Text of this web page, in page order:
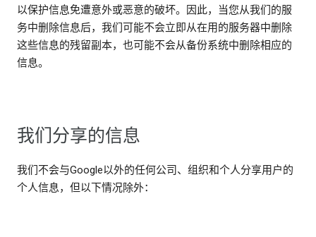
以保护信息免遭意外或恶意的破坏。因此，当您从我们的服
务中删除信息后，我们可能不会立即从在用的服务器中删除
这些信息的残留副本，也可能不会从备份系统中删除相应的
信息。
我们分享的信息
我们不会与Google以外的任何公司、组织和个人分享用户的
个人信息，但以下情况除外：